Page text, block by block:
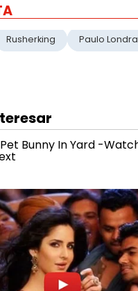
Rusherking Paulo Londra